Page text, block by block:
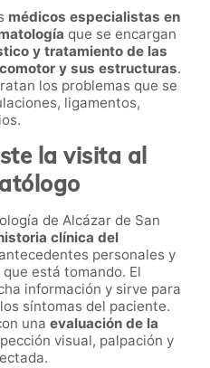
médicos especialistas en
que se encargan
y tratamiento de las
y sus estructuras.
los problemas que se
ligamentos,
la visita al
de Alcázar de San
clínica del
personales y
está tomando. El
información y sirve para
síntomas del paciente.
una evaluación de la
visual, palpación y